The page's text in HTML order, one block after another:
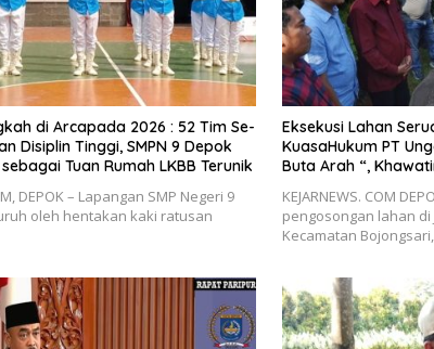
di Arcapada 2026 : 52 Tim Se-
Disiplin Tinggi, SMPN 9 Depok
Tuan Rumah LKBB Terunik
DEPOK – Lapangan SMP Negeri 9
oleh hentakan kaki ratusan
Eksekusi Lahan
KuasaHukum PT
Buta Arah “,
KEJARNEWS. COM
pengosongan lahan di
Kecamatan